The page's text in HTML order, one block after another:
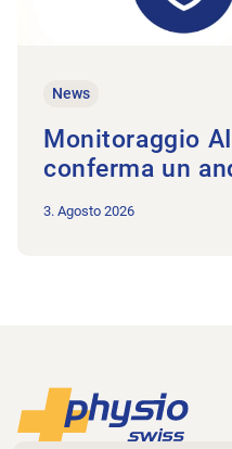
News
Monitoraggio
conferma un
3. Agosto 2026
Piè di pagina